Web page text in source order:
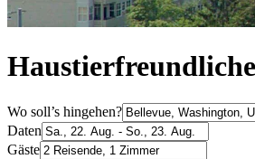
Wo soll’s hingehen?
Daten
Gäste